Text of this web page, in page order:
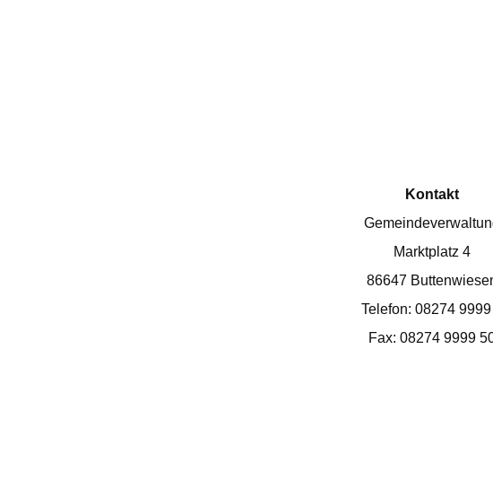
Kontakt
Marktplatz 4
86647
Telefon: 08274
Fax: 08274 9999